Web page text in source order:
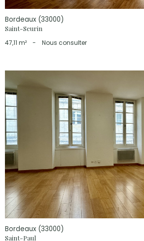
Bordeaux (33000)
Saint-Seurin
47,11 m² - Nous consulter
voir le
bien
Bordeaux (33000)
Saint-Paul